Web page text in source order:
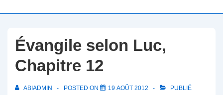
Évangile selon Luc,
Chapitre 12
ABIADMIN POSTED ON 19 AOÛT 2012
PUBLIÉ